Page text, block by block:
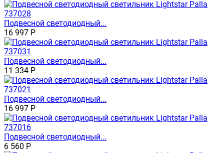
Подвесной светодиодный...
16 997 Р
Подвесной светодиодный...
11 334 Р
Подвесной светодиодный...
16 997 Р
Подвесной светодиодный...
6 560 Р